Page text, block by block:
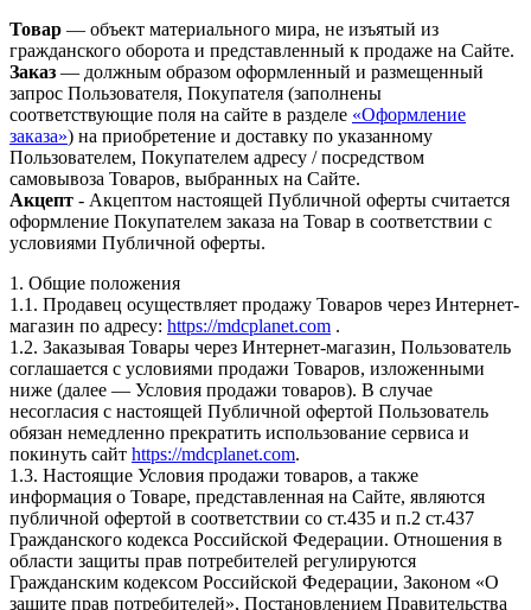
Товар — объект материального мира, не изъятый из
гражданского оборота и представленный к продаже на Сайте.
Заказ — должным образом оформленный и размещенный
запрос Пользователя, Покупателя (заполнены
соответствующие поля на сайте в разделе «Оформление
заказа») на приобретение и доставку по указанному
Пользователем, Покупателем адресу / посредством
самовывоза Товаров, выбранных на Сайте.
Акцепт - Акцептом настоящей Публичной оферты считается
оформление Покупателем заказа на Товар в соответствии с
условиями Публичной оферты.
1. Общие положения
1.1. Продавец осуществляет продажу Товаров через Интернет-
магазин по адресу: https://mdcplanet.com .
1.2. Заказывая Товары через Интернет-магазин, Пользователь
соглашается с условиями продажи Товаров, изложенными
ниже (далее — Условия продажи товаров). В случае
несогласия с настоящей Публичной офертой Пользователь
обязан немедленно прекратить использование сервиса и
покинуть сайт https://mdcplanet.com.
1.3. Настоящие Условия продажи товаров, а также
информация о Товаре, представленная на Сайте, являются
публичной офертой в соответствии со ст.435 и п.2 ст.437
Гражданского кодекса Российской Федерации. Отношения в
области защиты прав потребителей регулируются
Гражданским кодексом Российской Федерации, Законом «О
защите прав потребителей», Постановлением Правительства